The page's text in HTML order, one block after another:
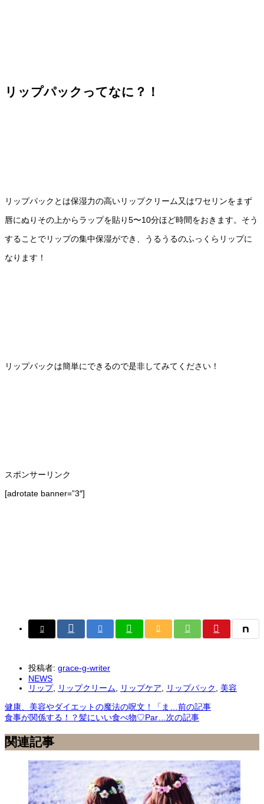
リップパックってなに？！
リップパックとは保湿力の高いリップクリーム又はワセリンをまず
唇にぬりその上からラップを貼り5〜10分ほど時間をおきます。そう
することでリップの集中保湿ができ、うるうるのふっくらリップに
なります！
リップパックは簡単にできるので是非してみてください！
スポンサーリンク
[adrotate banner=”3″]
投稿者: grace-g-writer
NEWS
リップ, リップクリーム, リップケア, リップパック, 美容
健康、美容やダイエットの魔法の呪文！「ま…前の記事
食事が関係する！？髪にいい食べ物♡Par…次の記事
関連記事